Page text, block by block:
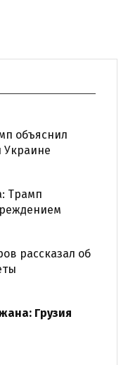
объяснил
Украине
Трамп
рассказал об
Грузия